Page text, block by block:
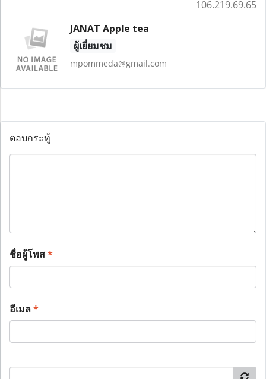
106.219.69.65
JANAT Apple tea
ผู้เยี่ยมชม
mpommeda@gmail.com
ตอบกระทู้
ชื่อผู้โพส*
อีเมล*